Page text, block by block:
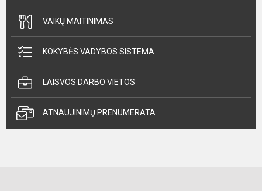
VAIKŲ MAITINIMAS
KOKYBĖS VADYBOS SISTEMA
LAISVOS DARBO VIETOS
ATNAUJINIMŲ PRENUMERATA